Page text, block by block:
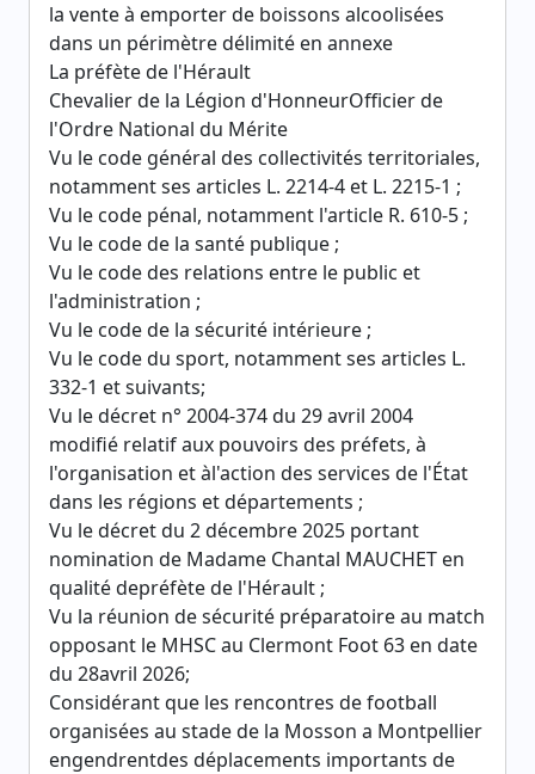
la vente à emporter de boissons alcoolisées
dans un périmètre délimité en annexe
La préfète de l'Hérault
Chevalier de la Légion d'HonneurOfficier de
l'Ordre National du Mérite
Vu le code général des collectivités territoriales,
notamment ses articles L. 2214-4 et L. 2215-1 ;
Vu le code pénal, notamment l'article R. 610-5 ;
Vu le code de la santé publique ;
Vu le code des relations entre le public et
l'administration ;
Vu le code de la sécurité intérieure ;
Vu le code du sport, notamment ses articles L.
332-1 et suivants;
Vu le décret n° 2004-374 du 29 avril 2004
modifié relatif aux pouvoirs des préfets, à
l'organisation et àl'action des services de l'État
dans les régions et départements ;
Vu le décret du 2 décembre 2025 portant
nomination de Madame Chantal MAUCHET en
qualité depréfète de l'Hérault ;
Vu la réunion de sécurité préparatoire au match
opposant le MHSC au Clermont Foot 63 en date
du 28avril 2026;
Considérant que les rencontres de football
organisées au stade de la Mosson a Montpellier
engendrentdes déplacements importants de